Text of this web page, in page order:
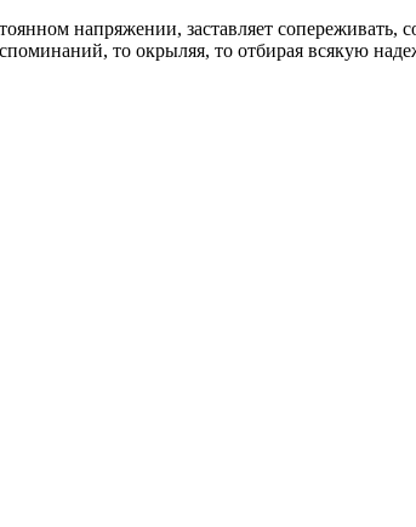
напряжении, заставляет
то окрыляя, то отбирая всякую